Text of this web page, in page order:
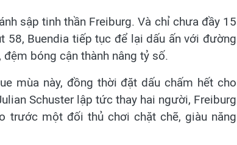
sập tinh thần Freiburg. Và chỉ chưa đầy 15
58, Buendia tiếp tục để lại dấu ấn với đường
bóng cận thành nâng tỷ số.
mùa này, đồng thời đặt dấu chấm hết cho
Schuster lập tức thay hai người, Freiburg
trước một đối thủ chơi chặt chẽ, giàu năng